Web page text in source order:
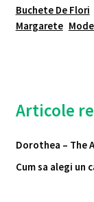
Buchete De Flori
Margarete
Articole
Dorothea – The
Cum sa alegi un